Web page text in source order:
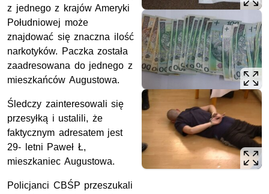
z jednego z krajów Ameryki
Południowej może
znajdować się znaczna ilość
narkotyków. Paczka została
zaadresowana do jednego z
mieszkańców Augustowa.
Śledczy zainteresowali się
przesyłką i ustalili, że
faktycznym adresatem jest
29- letni Paweł Ł,
mieszkaniec Augustowa.
Policjanci CBŚP przeszukali